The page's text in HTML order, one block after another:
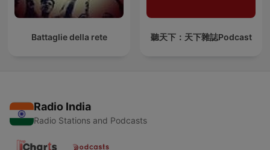
Battaglie della rete 聽天下：天下雜誌Podcast
Radio India
Radio Stations and Podcasts